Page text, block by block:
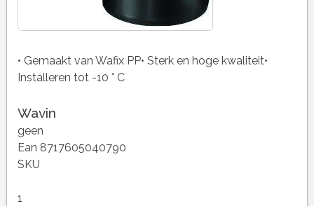
• Gemaakt van Wafix PP• Sterk en hoge kwaliteit•
Installeren tot -10 ° C
Wavin
geen
Ean 8717605040790
SKU
1